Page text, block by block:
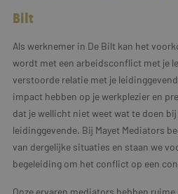
Bilt
Als werknemer in De Bilt kan het
wordt met een arbeidsconflict met je
verstoorde relatie met je
impact hebben op je werkplezier en
dat je wellicht niet weet wat te doen
leidinggevende. Bij Mayet Mediators
van dergelijke situaties en staan we
begeleiding om het conflict op een
Onze ervaren mediators hebben